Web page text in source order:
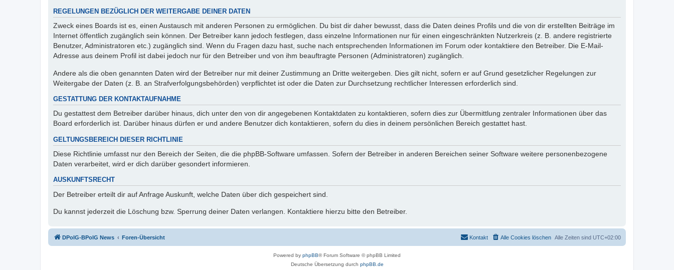
REGELUNGEN BEZÜGLICH DER WEITERGABE DEINER DATEN
Zweck eines Boards ist es, einen Austausch mit anderen Personen zu ermöglichen. Du bist dir daher bewusst, dass die Daten deines Profils und die von dir erstellten Beiträge im
Internet öffentlich zugänglich sein können. Der Betreiber kann jedoch festlegen, dass einzelne Informationen nur für einen eingeschränkten Nutzerkreis (z. B. andere registrierte
Benutzer, Administratoren etc.) zugänglich sind. Wenn du Fragen dazu hast, suche nach entsprechenden Informationen im Forum oder kontaktiere den Betreiber. Die E-Mail-
Adresse aus deinem Profil ist dabei jedoch nur für den Betreiber und von ihm beauftragte Personen (Administratoren) zugänglich.
Andere als die oben genannten Daten wird der Betreiber nur mit deiner Zustimmung an Dritte weitergeben. Dies gilt nicht, sofern er auf Grund gesetzlicher Regelungen zur
Weitergabe der Daten (z. B. an Strafverfolgungsbehörden) verpflichtet ist oder die Daten zur Durchsetzung rechtlicher Interessen erforderlich sind.
GESTATTUNG DER KONTAKTAUFNAHME
Du gestattest dem Betreiber darüber hinaus, dich unter den von dir angegebenen Kontaktdaten zu kontaktieren, sofern dies zur Übermittlung zentraler Informationen über das
Board erforderlich ist. Darüber hinaus dürfen er und andere Benutzer dich kontaktieren, sofern du dies in deinem persönlichen Bereich gestattet hast.
GELTUNGSBEREICH DIESER RICHTLINIE
Diese Richtlinie umfasst nur den Bereich der Seiten, die die phpBB-Software umfassen. Sofern der Betreiber in anderen Bereichen seiner Software weitere personenbezogene
Daten verarbeitet, wird er dich darüber gesondert informieren.
AUSKUNFTSRECHT
Der Betreiber erteilt dir auf Anfrage Auskunft, welche Daten über dich gespeichert sind.
Du kannst jederzeit die Löschung bzw. Sperrung deiner Daten verlangen. Kontaktiere hierzu bitte den Betreiber.
DPolG-BPolG News Foren-Übersicht Alle Zeiten sind UTC+02:00
Alle Cookies löschen
Kontakt
Powered by phpBB® Forum Software © phpBB Limited
Deutsche Übersetzung durch phpBB.de